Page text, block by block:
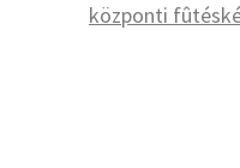
központi